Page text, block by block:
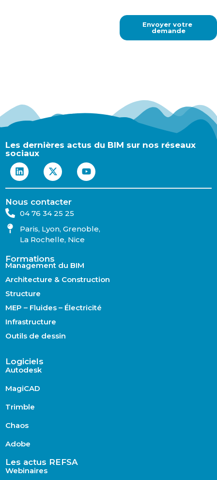
Les dernières actus du BIM sur nos réseaux
sociaux
Nous contacter
04 76 34 25 25
Paris, Lyon, Grenoble,
La Rochelle, Nice
Formations
Management du BIM
Architecture & Construction
Structure
MEP – Fluides – Électricité
Infrastructure
Outils de dessin
Logiciels
Autodesk
MagiCAD
Trimble
Chaos
Adobe
Les actus REFSA
Webinaires